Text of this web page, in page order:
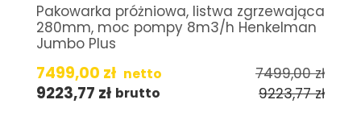
Pakowarka próżniowa, listwa zgrzewająca
280mm, moc pompy 8m3/h Henkelman
Jumbo Plus
7499,00 zł netto 7499,00zł
9223,77 zł brutto 9223,77zł